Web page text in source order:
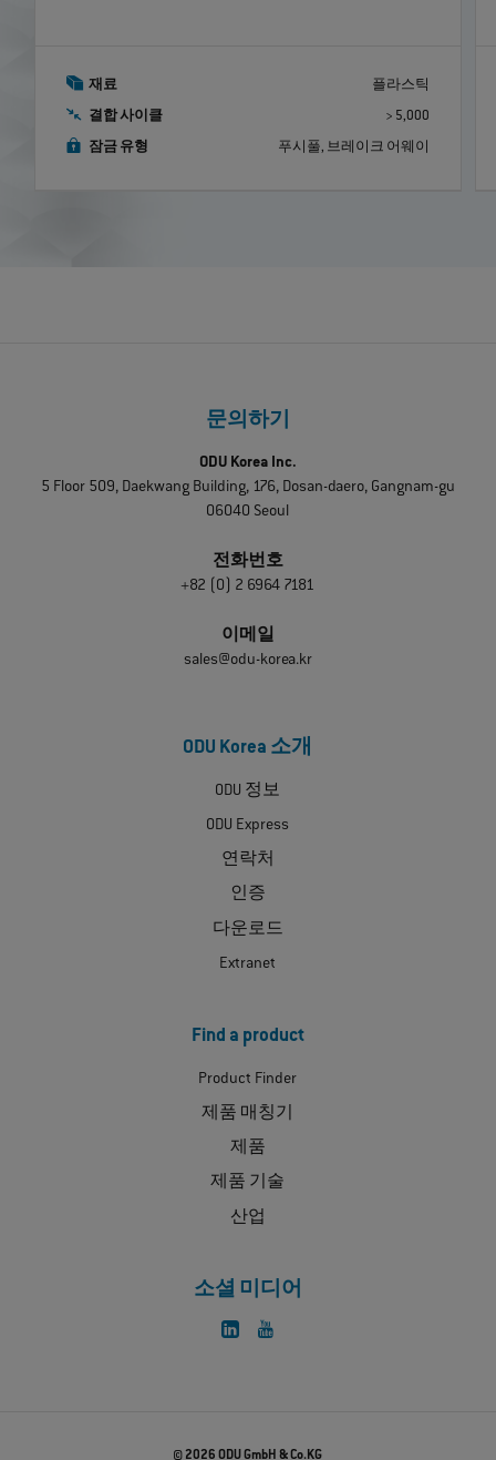
재료 플라스틱
결합 사이클 > 5,000
잠금 유형 푸시풀, 브레이크 어웨이
문의하기
ODU Korea Inc.
5 Floor 509, Daekwang Building, 176, Dosan-daero, Gangnam-gu
06040 Seoul
전화번호
+82 (0) 2 6964 7181
이메일
sales@odu-korea.kr
ODU Korea 소개
ODU 정보
ODU Express
연락처
인증
다운로드
Extranet
Find a product
Product Finder
제품 매칭기
제품
제품 기술
산업
소셜 미디어
© 2026 ODU GmbH & Co.KG